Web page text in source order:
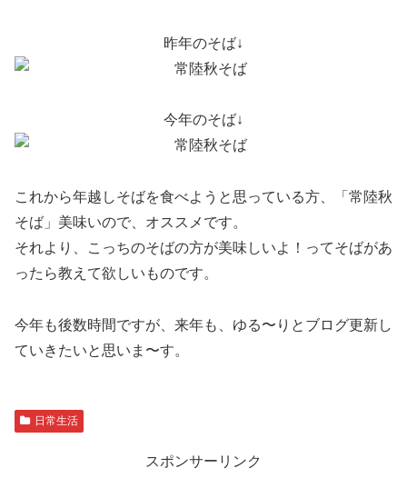
昨年のそば↓
今年のそば↓
これから年越しそばを食べようと思っている方、「常陸秋
そば」美味いので、オススメです。
それより、こっちのそばの方が美味しいよ！ってそばがあ
ったら教えて欲しいものです。
今年も後数時間ですが、来年も、ゆる〜りとブログ更新し
ていきたいと思いま〜す。
日常生活
スポンサーリンク